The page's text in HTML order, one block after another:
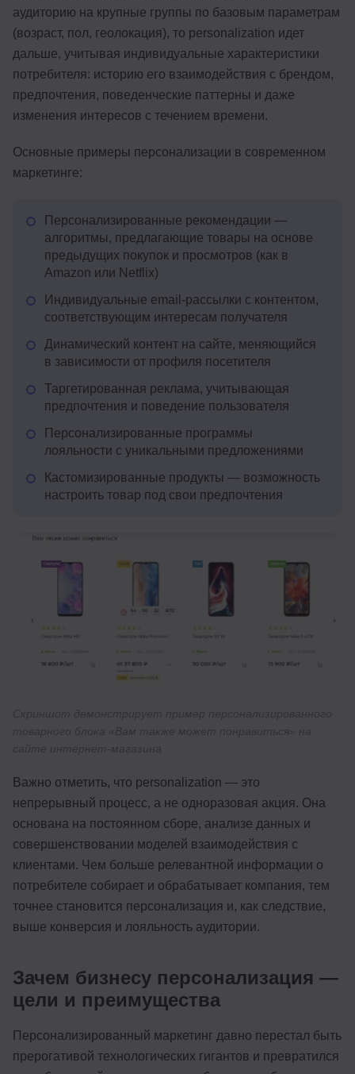
аудиторию на крупные группы по базовым параметрам
(возраст, пол, геолокация), то personalization идет
дальше, учитывая индивидуальные характеристики
потребителя: историю его взаимодействия с брендом,
предпочтения, поведенческие паттерны и даже
изменения интересов с течением времени.
Основные примеры персонализации в современном
маркетинге:
Персонализированные рекомендации —
алгоритмы, предлагающие товары на основе
предыдущих покупок и просмотров (как в
Amazon или Netflix)
Индивидуальные email-рассылки с контентом,
соответствующим интересам получателя
Динамический контент на сайте, меняющийся
в зависимости от профиля посетителя
Таргетированная реклама, учитывающая
предпочтения и поведение пользователя
Персонализированные программы
лояльности с уникальными предложениями
Кастомизированные продукты — возможность
настроить товар под свои предпочтения
Важно отметить, что personalization — это
непрерывный процесс, а не одноразовая акция. Она
основана на постоянном сборе, анализе данных и
совершенствовании моделей взаимодействия с
клиентами. Чем больше релевантной информации о
потребителе собирает и обрабатывает компания, тем
точнее становится персонализация и, как следствие,
выше конверсия и лояльность аудитории.
Зачем бизнесу персонализация —
цели и преимущества
Персонализированный маркетинг давно перестал быть
прерогативой технологических гигантов и превратился